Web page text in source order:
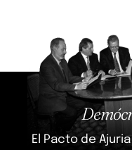
El Pacto de